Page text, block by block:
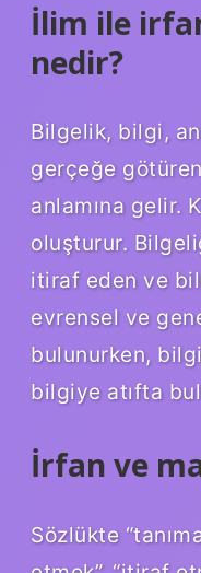
İlim ile
nedir?
Bilgelik, bilgi,
gerçeğe
anlamına gelir.
oluşturur.
itiraf eden ve
evrensel ve
bulunurken,
bilgiye atıfta
İrfan ve
Sözlükte